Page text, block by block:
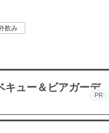
飲み
キュー＆ビアガーデ
PR